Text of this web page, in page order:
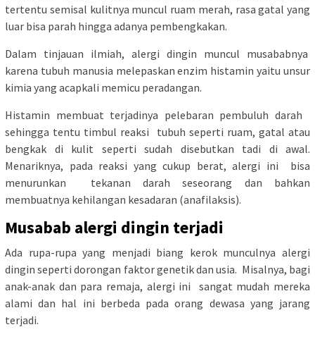
tertentu semisal kulitnya muncul ruam merah, rasa gatal yang
luar bisa parah hingga adanya pembengkakan.
Dalam tinjauan ilmiah, alergi dingin muncul musababnya
karena tubuh manusia melepaskan enzim histamin yaitu unsur
kimia yang acapkali memicu peradangan.
Histamin membuat terjadinya pelebaran pembuluh darah
sehingga tentu timbul reaksi tubuh seperti ruam, gatal atau
bengkak di kulit seperti sudah disebutkan tadi di awal.
Menariknya, pada reaksi yang cukup berat, alergi ini bisa
menurunkan tekanan darah seseorang dan bahkan
membuatnya kehilangan kesadaran (anafilaksis).
Musabab alergi dingin terjadi
Ada rupa-rupa yang menjadi biang kerok munculnya alergi
dingin seperti dorongan faktor genetik dan usia. Misalnya, bagi
anak-anak dan para remaja, alergi ini sangat mudah mereka
alami dan hal ini berbeda pada orang dewasa yang jarang
terjadi.